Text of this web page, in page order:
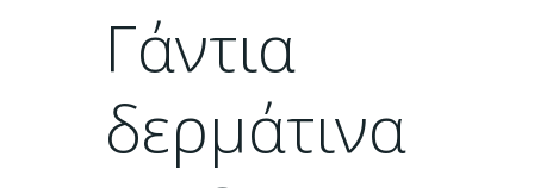
πολλαπλές
παραλλαγές.
επιλογές
μπορούν
Γάντια
δερμάτινα